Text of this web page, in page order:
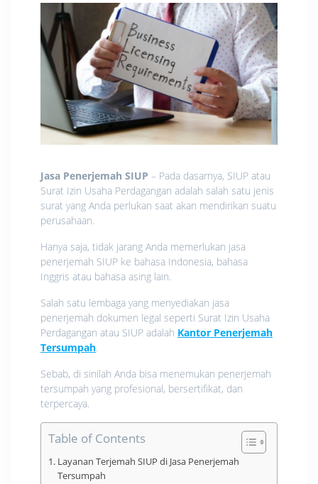
Jasa Penerjemah SIUP – Pada dasarnya, SIUP atau
Surat Izin Usaha Perdagangan adalah salah satu jenis
surat yang Anda perlukan saat akan mendirikan suatu
perusahaan.
Hanya saja, tidak jarang Anda memerlukan jasa
penerjemah SIUP ke bahasa Indonesia, bahasa
Inggris atau bahasa asing lain.
Salah satu lembaga yang menyediakan jasa
penerjemah dokumen legal seperti Surat Izin Usaha
Perdagangan atau SIUP adalah Kantor Penerjemah
Tersumpah.
Sebab, di sinilah Anda bisa menemukan penerjemah
tersumpah yang profesional, bersertifikat, dan
terpercaya.
Table of Contents
Layanan Terjemah SIUP di Jasa Penerjemah
Tersumpah